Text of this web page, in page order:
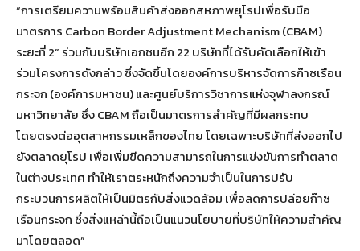
“การเตรียมความพร้อมสินค้าส่งออกสหภาพยุโรปเพื่อรับมือ
มาตรการ Carbon Border Adjustment Mechanism (CBAM)
ระยะที่ 2” ร่วมกับบริษัทเอกชนอีก 22 บริษัทที่ได้รับคัดเลือกให้เข้า
ร่วมโครงการดังกล่าว ซึ่งจัดขึ้นโดยองค์การบริหารจัดการก๊าซเรือน
กระจก (องค์การมหาชน) และศูนย์บริการวิชาการแห่งจุฬาลงกรณ์
มหาวิทยาลัย ซึ่ง CBAM ถือเป็นมาตรการสำคัญที่มีผลกระทบ
โดยตรงต่ออุตสาหกรรมเหล็กของไทย โดยเฉพาะบริษัทที่ส่งออกไป
ยังตลาดยุโรป เพื่อเพิ่มขีดความสามารถในการแข่งขันการทำตลาด
ในต่างประเทศ ทำให้เราตระหนักถึงความจำเป็นในการปรับ
กระบวนการผลิตให้เป็นมิตรกับสิ่งแวดล้อม เพื่อลดการปล่อยก๊าซ
เรือนกระจก ซึ่งสิ่งแหล่านี้ถือเป็นแนวนโยบายที่บริษัทให้ความสำคัญ
มาโดยตลอด”